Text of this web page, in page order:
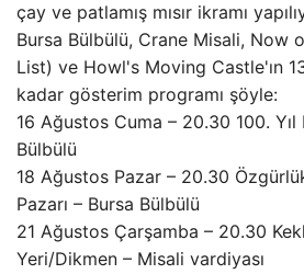
çay ve patlamış mısır ikramı
Bursa Bülbülü, Crane Misali, Now
List) ve Howl's Moving Castle'ın
kadar gösterim programı şöyle:
16 Ağustos Cuma – 20.30 100. Yıl
Bülbülü
18 Ağustos Pazar – 20.30
Pazarı – Bursa Bülbülü
21 Ağustos Çarşamba – 20.30
Yeri/Dikmen – Misali vardiyası